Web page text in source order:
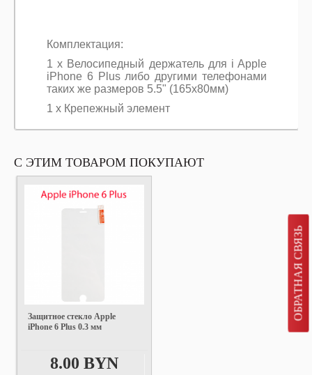
ОБРАТНАЯ СВЯЗЬ
Комплектация:
1 х Велосипедный держатель для i Apple
iPhone 6 Plus либо другими телефонами
таких же размеров 5.5" (165x80мм)
1 х Крепежный элемент
С ЭТИМ ТОВАРОМ ПОКУПАЮТ
Защитное стекло Apple
iPhone 6 Plus 0.3 мм
8.00 BYN